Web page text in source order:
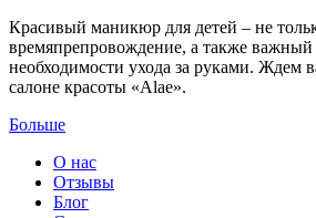
Красивый маникюр для детей – не
времяпрепровождение, а также
необходимости ухода за руками. Ждем
салоне красоты «Alae».
Больше
О нас
Отзывы
Блог